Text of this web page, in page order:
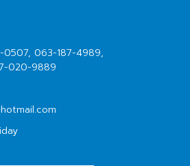
0507, 063-187-4989,
020-9889